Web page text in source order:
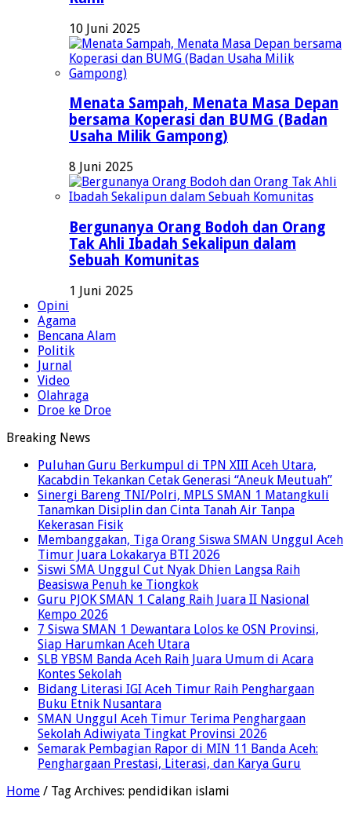
10 Juni 2025
Menata Sampah, Menata Masa Depan
bersama Koperasi dan BUMG (Badan
Usaha Milik Gampong)
8 Juni 2025
Bergunanya Orang Bodoh dan Orang
Tak Ahli Ibadah Sekalipun dalam
Sebuah Komunitas
1 Juni 2025
Opini
Agama
Bencana Alam
Politik
Jurnal
Video
Olahraga
Droe ke Droe
Breaking News
Puluhan Guru Berkumpul di TPN XIII Aceh Utara,
Kacabdin Tekankan Cetak Generasi “Aneuk Meutuah”
Sinergi Bareng TNI/Polri, MPLS SMAN 1 Matangkuli
Tanamkan Disiplin dan Cinta Tanah Air Tanpa
Kekerasan Fisik
Membanggakan, Tiga Orang Siswa SMAN Unggul Aceh
Timur Juara Lokakarya BTI 2026
Siswi SMA Unggul Cut Nyak Dhien Langsa Raih
Beasiswa Penuh ke Tiongkok
Guru PJOK SMAN 1 Calang Raih Juara II Nasional
Kempo 2026
7 Siswa SMAN 1 Dewantara Lolos ke OSN Provinsi,
Siap Harumkan Aceh Utara
SLB YBSM Banda Aceh Raih Juara Umum di Acara
Kontes Sekolah
Bidang Literasi IGI Aceh Timur Raih Penghargaan
Buku Etnik Nusantara
SMAN Unggul Aceh Timur Terima Penghargaan
Sekolah Adiwiyata Tingkat Provinsi 2026
Semarak Pembagian Rapor di MIN 11 Banda Aceh:
Penghargaan Prestasi, Literasi, dan Karya Guru
Home / Tag Archives: pendidikan islami